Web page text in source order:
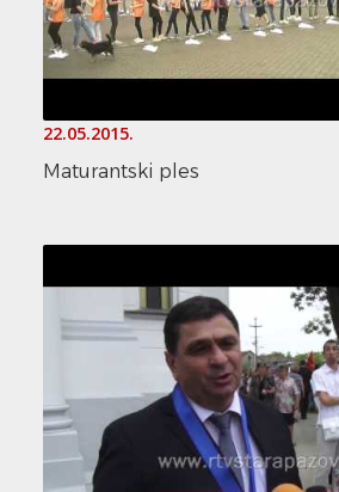
22.05.2015.
Maturantski ples